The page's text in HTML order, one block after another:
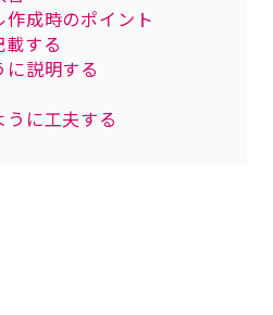
成時のポイント
する
説明する
に工夫する